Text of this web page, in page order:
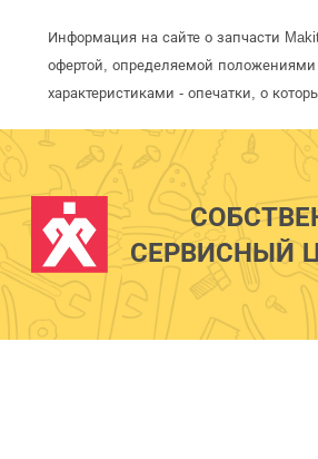
Информация на сайте о запчасти
офертой, определяемой положениями
характеристиками - опечатки, о
СЕРВИСНЫЙ